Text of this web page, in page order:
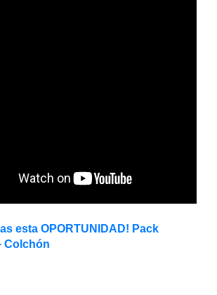
esta OPORTUNIDAD! Pack
Colchón